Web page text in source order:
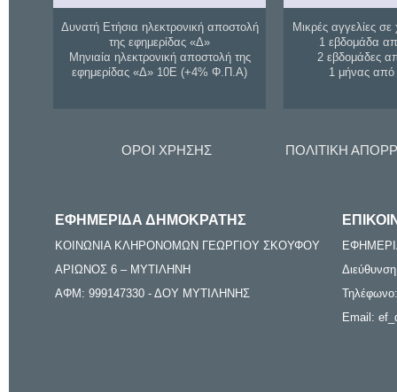
Δυνατή Ετήσια ηλεκτρονική αποστολή
της εφημερίδας «Δ»
Μηνιαία ηλεκτρονική αποστολή της
εφημερίδας «Δ» 10Ε (+4% Φ.Π.Α)
Μικρές αγγελίες σε
1 εβδομάδα
2 εβδομάδες
1 μήνας
ΟΡΟΙ ΧΡΗΣΗΣ ΠΟΛΙΤΙΚΗ
ΕΦΗΜΕΡΙΔΑ ΔΗΜΟΚΡΑΤΗΣ
ΚΟΙΝΩΝΙΑ ΚΛΗΡΟΝΟΜΩΝ ΓΕΩΡΓΙΟΥ ΣΚΟΥΦΟΥ
ΑΡΙΩΝΟΣ 6 – ΜΥΤΙΛΗΝΗ
ΑΦΜ: 999147330 - ΔΟΥ ΜΥΤΙΛΗΝΗΣ
Email: